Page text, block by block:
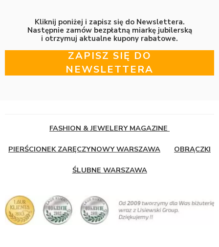
Kliknij poniżej i zapisz się do Newslettera.
Następnie zamów bezpłatną miarkę jubilerską
i otrzymuj aktualne kupony rabatowe.
ZAPISZ SIĘ DO
NEWSLETTERA
FASHION & JEWELERY MAGAZINE
PIERŚCIONEK ZARĘCZYNOWY WARSZAWA OBRĄCZKI
ŚLUBNE WARSZAWA